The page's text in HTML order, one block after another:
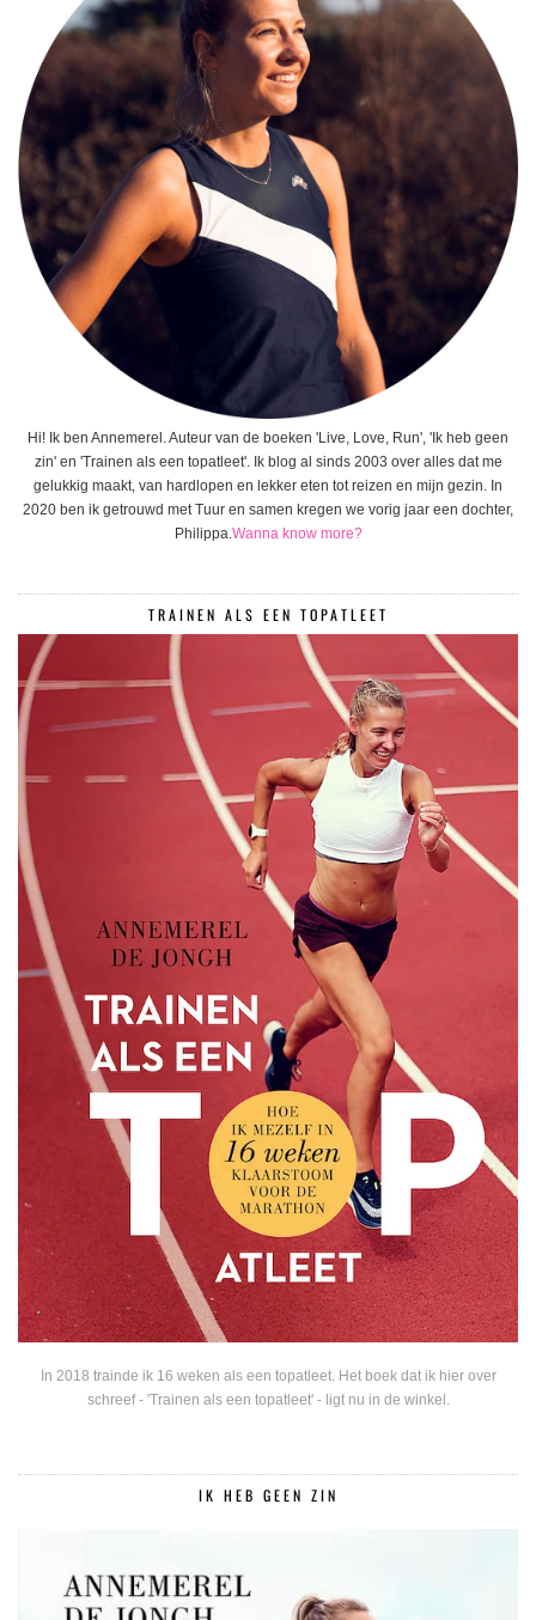
Hi! Ik ben Annemerel. Auteur van de boeken 'Live, Love, Run', 'Ik heb geen
zin' en 'Trainen als een topatleet'. Ik blog al sinds 2003 over alles dat me
gelukkig maakt, van hardlopen en lekker eten tot reizen en mijn gezin. In
2020 ben ik getrouwd met Tuur en samen kregen we vorig jaar een dochter,
Philippa. Wanna know more?
TRAINEN ALS EEN TOPATLEET
In 2018 trainde ik 16 weken als een topatleet. Het boek dat ik hier over
schreef - 'Trainen als een topatleet' - ligt nu in de winkel.
IK HEB GEEN ZIN